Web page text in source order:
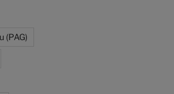
(PAG)